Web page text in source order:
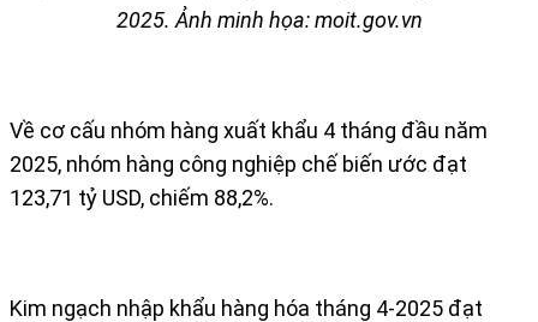
2025. Ảnh minh họa: moit.gov.vn
Về cơ cấu nhóm hàng xuất khẩu 4 tháng đầu năm
2025, nhóm hàng công nghiệp chế biến ước đạt
123,71 tỷ USD, chiếm 88,2%.
Kim ngạch nhập khẩu hàng hóa tháng 4-2025 đạt